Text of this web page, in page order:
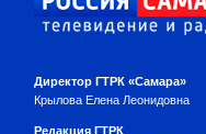
Директор ГТРК «Самара»
Крылова Елена Леонидовна
Редакция ГТРК